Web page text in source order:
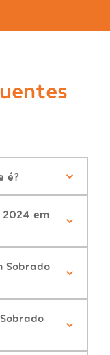
é?
2024 em
Sobrado